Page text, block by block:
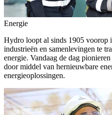
Energie
Hydro loopt al sinds 1905 voorop
industrieën en samenlevingen te
energie. Vandaag de dag
door middel van hernieuwbare
energieoplossingen.